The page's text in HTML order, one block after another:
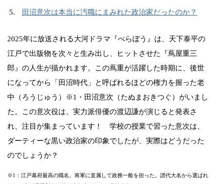
田沼意次は本当に汚職にまみれた政治家だったのか？
2025年に放送される大河ドラマ『べらぼう』は、天下泰平の
江戸で出版物を次々と生み出し、ヒットさせた『蔦屋重三
郎』の人生が描かれます。この蔦重が活躍した時期に、後世
になってから「田沼時代」と呼ばれるほどの権力を握った老
中（ろうじゅう）※1・田沼意次（たぬまおきつぐ）がいまし
た。この意次役は、実力派俳優の渡辺謙が演じると発表さ
れ、注目が集まっています！ 学校の授業で習った意次は、
ダーティーな黒い政治家の印象でしたが、実際はどうだった
のでしょうか？
※1：江戸幕府最高の職名。将軍に直属して政務一般を担った。譜代大名から選ばれ